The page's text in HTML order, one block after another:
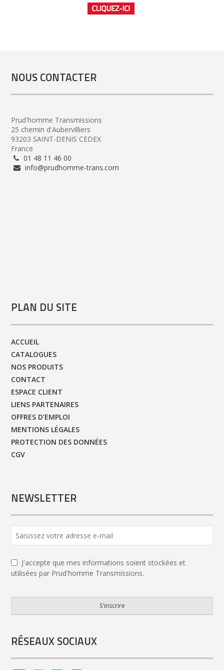
NOUS CONTACTER
Prud'homme Transmissions
25 chemin d'Aubervilliers
93203 SAINT-DENIS CEDEX
France
01 48 11 46 00
info@prudhomme-trans.com
PLAN DU SITE
ACCUEIL
CATALOGUES
NOS PRODUITS
CONTACT
ESPACE CLIENT
LIENS PARTENAIRES
OFFRES D’EMPLOI
MENTIONS LÉGALES
PROTECTION DES DONNÉES
CGV
NEWSLETTER
J'accepte que mes informations soient stockées et
utilisées par Prud'homme Transmissions.
S'inscrire
Address *
RÉSEAUX SOCIAUX